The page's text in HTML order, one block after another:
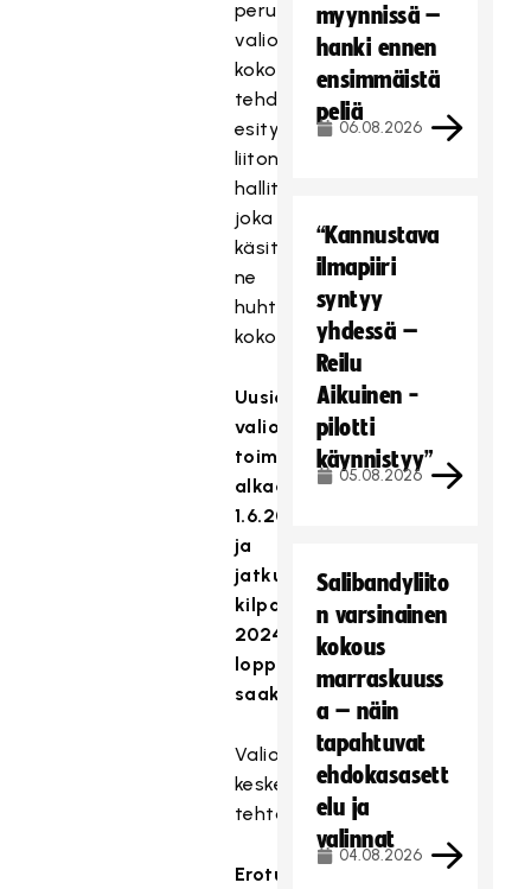
perusteella
valiokuntien
kokoonpanoista
tehdään
esitys
liiton
hallitukselle,
joka
käsittelee
ne
huhtikuun
kokouksessaan.
Uusien
valiokuntien
toimikausi
alkaa
1.6.2021
ja
jatkuu
kilpailukauden
2024
loppuun
saakka.
Valiokuntien
keskeisiä
tehtäviä:
Erotuomarivaliokunta
myynnissä –
hanki ennen
ensimmäistä
peliä
06.08.2026
“Kannustava
ilmapiiri
syntyy
yhdessä –
Reilu
Aikuinen -
pilotti
käynnistyy”
05.08.2026
Salibandyliito
n varsinainen
kokous
marraskuuss
a – näin
tapahtuvat
ehdokasasett
elu ja
valinnat
04.08.2026